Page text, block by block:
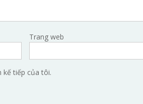
Trang web
kế tiếp của tôi.